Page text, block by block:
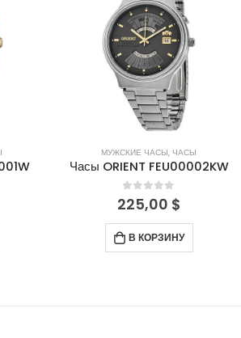
МУЖСКИЕ ЧАСЫ, ЧАСЫ
Часы ORIENT FEU00002KW
0out of 5
225,00 $
В КОРЗИНУ